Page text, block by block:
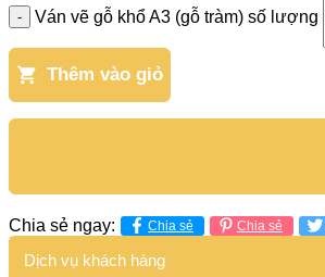
Ván vẽ gỗ khổ A3 (gỗ tràm) số lượng
Thêm vào giỏ
Chia sẻ ngay: Chia sẻ Chia sẻ
Dịch vụ khách hàng